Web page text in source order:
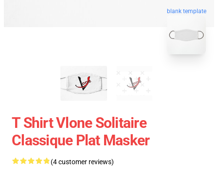
blank template
T Shirt Vlone Solitaire
Classique Plat Masker
(4 customer reviews)